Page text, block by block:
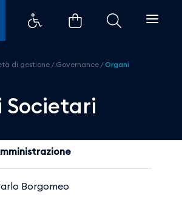
- Aeroporti di
di gestione / Governance /Organi
Societari
Borgomeo